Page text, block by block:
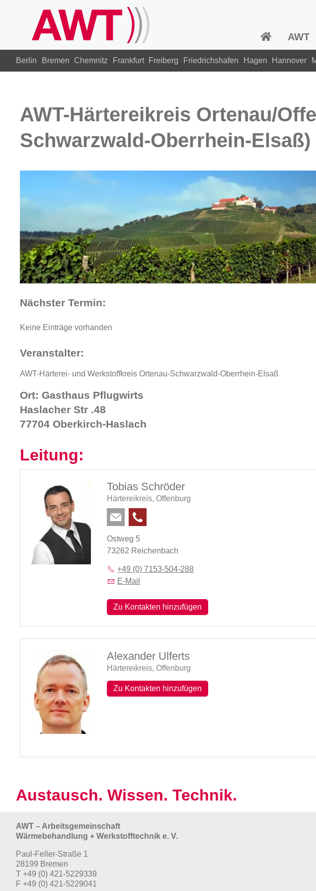
AWT
Berlin Bremen Chemnitz Frankfurt Freiberg Friedrichshafen Hagen Hannover
AWT-Härtereikreis Ortenau/
Schwarzwald-Oberrhein-Elsaß)
Nächster Termin:
Keine Einträge vorhanden
Veranstalter:
AWT-Härterei- und Werkstoffkreis Ortenau-Schwarzwald-Oberrhein-Elsaß
Ort: Gasthaus Pflugwirts
Haslacher Str .48
77704 Oberkirch-Haslach
Leitung:
Tobias Schröder
Härtereikreis,Offenburg
Ostweg 5
73262 Reichenbach
+49 (0) 7153-504-288
E-Mail
Zu Kontakten hinzufügen
Alexander Ulferts
Härtereikreis,Offenburg
Zu Kontakten hinzufügen
Austausch. Wissen. Technik.
AWT – Arbeitsgemeinschaft
Wärmebehandlung + Werkstofftechnik e. V.
Paul-Feller-Straße 1
28199 Bremen
T +49 (0) 421-5229339
F +49 (0) 421-5229041